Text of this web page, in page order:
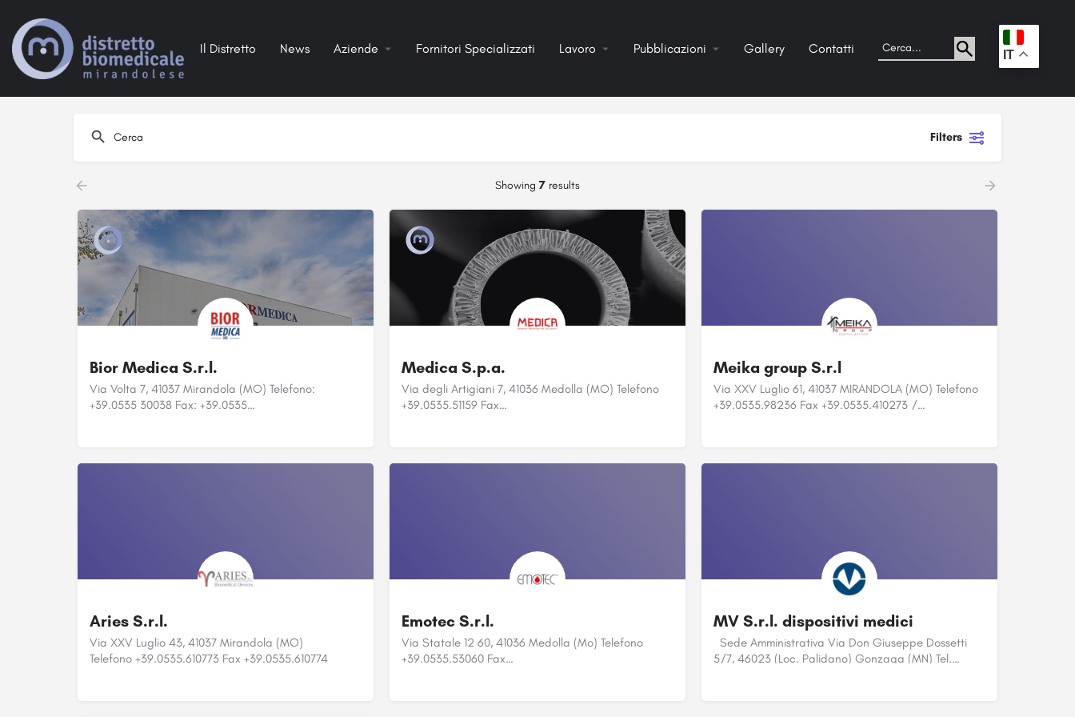
Il Distretto News Aziende Fornitori Specializzati Lavoro Pubblicazioni Gallery Contatti . IT
Filters
Showing 7 results
Bior Medica S.r.l.
Via Volta 7, 41037 Mirandola (MO) Telefono:
+39.0535 30038 Fax: +39.0535…
Medica S.p.a.
Via degli Artigiani 7, 41036 Medolla (MO) Telefono
+39.0535.51159 Fax…
Meika group S.r.l
Via XXV Luglio 61, 41037 MIRANDOLA (MO) Telefono
+39.0535.98236 Fax +39.0535.410273 /…
Aries S.r.l.
Via XXV Luglio 43, 41037 Mirandola (MO)
Telefono +39.0535.610773 Fax +39.0535.610774
Emotec S.r.l.
Via Statale 12 60, 41036 Medolla (Mo) Telefono
+39.0535.53060 Fax…
MV S.r.l. dispositivi medici
Sede Amministrativa Via Don Giuseppe Dossetti
5/7, 46023 (Loc. Palidano) Gonzaga (MN) Tel.…